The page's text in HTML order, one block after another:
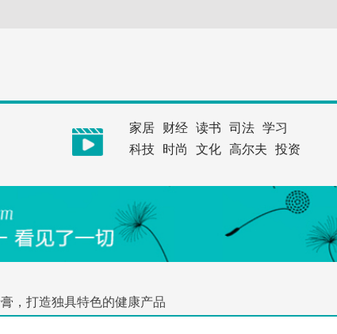
家居 财经 读书 司法 学习
科技
时尚 文化 高尔夫 投资
，打造独具特色的健康产品